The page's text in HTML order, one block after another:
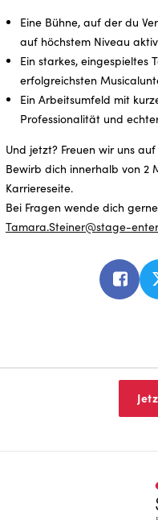
Eine Bühne, auf der du
auf höchstem Niveau
Ein starkes, eingespieltes
erfolgreichsten
Ein Arbeitsumfeld mit
Professionalität und
Und jetzt? Freuen wir uns
Bewirb dich innerhalb von 2
Karriereseite.
Bei Fragen wende dich
Tamara.Steiner@stage-